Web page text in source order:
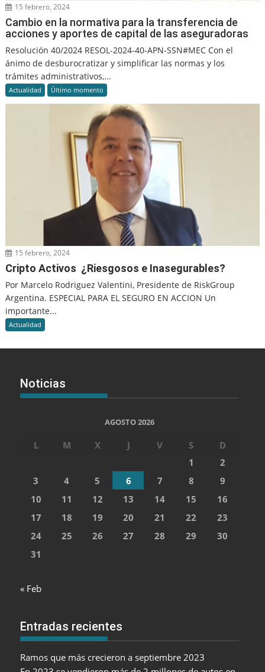
15 febrero, 2024
Cambio en la normativa para la transferencia de
acciones y aportes de capital de las aseguradoras
Resolución 40/2024 RESOL-2024-40-APN-SSN#MEC Con el
ánimo de desburocratizar y simplificar las normas y los
trámites administrativos,...
Actualidad Último momento
15 febrero, 2024
Cripto Activos ¿Riesgosos e Inasegurables?
Por Marcelo Rodriguez Valentini, Presidente de RiskGroup
Argentina. ESPECIAL PARA EL SEGURO EN ACCION Un
importante...
Actualidad
Noticias
AGOSTO 2026
L M X J V S
D
1
2
3
4 5 6 7 8
9
10
11 12 13 14 15
16
17
18 19 20 21 22
23
24
25 26 27 28 29
30
31
« Feb
Entradas recientes
Ramos que más crecieron a septiembre 2023